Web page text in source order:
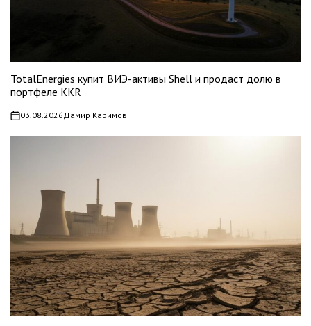
TotalEnergies купит ВИЭ-активы Shell и продаст долю в
портфеле KKR
on03.08.2026Дамир Каримов